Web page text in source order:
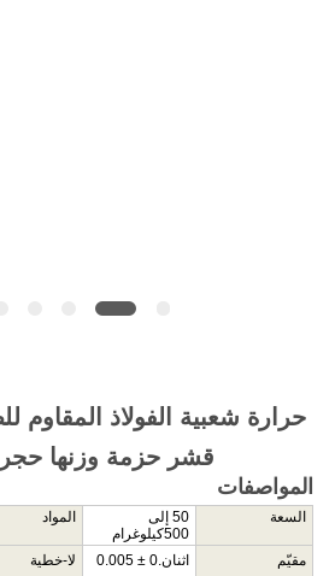
حرارة شعبية الفولاذ المقاوم
قشر حزمة وزنها
المواصفات
السعة
50 إلى
500كيلوغرام
المواد
مقيّم
اثنان.0 ± 0.005 لا-خطية